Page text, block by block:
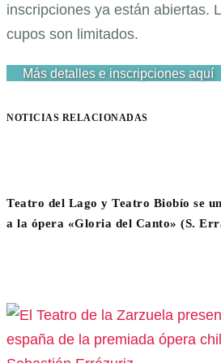
inscripciones ya están abiertas.
cupos son limitados.
Más detalles e inscripciones aquí
NOTICIAS RELACIONADAS
Teatro del Lago y Teatro Biobío se
a la ópera «Gloria del Canto» (S.